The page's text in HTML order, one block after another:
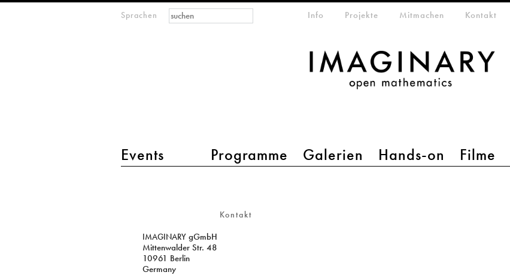
Sprachen
Hauptmenü 2
Events Programme Galerien Hands-on Filme
Info Projekte Mitmachen Kontakt
Suchformular
Suche
Kontakt
IMAGINARYgGmbH
Mittenwalder Str. 48
10961 Berlin
Germany